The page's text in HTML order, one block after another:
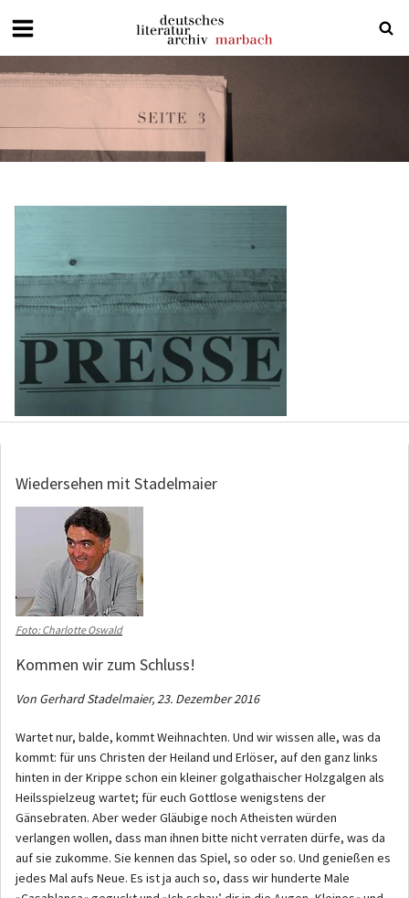
Deutsches
Literaturarchiv
Wiedersehen mit Stadelmaier
Foto: Charlotte Oswald
Kommen wir zum Schluss!
Von Gerhard Stadelmaier, 23. Dezember 2016
Wartet nur, balde, kommt Weihnachten. Und wir wissen alle, was da
kommt: für uns Christen der Heiland und Erlöser, auf den ganz links
hinten in der Krippe schon ein kleiner golgathaischer Holzgalgen als
Heilsspielzeug wartet; für euch Gottlose wenigstens der
Gänsebraten. Aber weder Gläubige noch Atheisten würden
verlangen wollen, dass man ihnen bitte nicht verraten dürfe, was da
auf sie zukomme. Sie kennen das Spiel, so oder so. Und genießen es
jedes Mal aufs Neue. Es ist ja auch so, dass wir hunderte Male